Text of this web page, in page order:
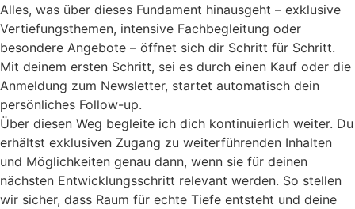
Alles, was über dieses Fundament hinausgeht – exklusive
Vertiefungsthemen, intensive Fachbegleitung oder
besondere Angebote – öffnet sich dir Schritt für Schritt.
Mit deinem ersten Schritt, sei es durch einen Kauf oder die
Anmeldung zum Newsletter, startet automatisch dein
persönliches Follow-up.
Über diesen Weg begleite ich dich kontinuierlich weiter. Du
erhältst exklusiven Zugang zu weiterführenden Inhalten
und Möglichkeiten genau dann, wenn sie für deinen
nächsten Entwicklungsschritt relevant werden. So stellen
wir sicher, dass Raum für echte Tiefe entsteht und deine